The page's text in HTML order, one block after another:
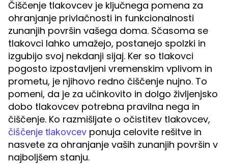
Čiščenje tlakovcev je ključnega pomena za
ohranjanje privlačnosti in funkcionalnosti
zunanjih površin vašega doma. Sčasoma se
tlakovci lahko umažejo, postanejo spolzki in
izgubijo svoj nekdanji sijaj. Ker so tlakovci
pogosto izpostavljeni vremenskim vplivom in
prometu, je njihovo redno čiščenje nujno. To
pomeni, da je za učinkovito in dolgo življenjsko
dobo tlakovcev potrebna pravilna nega in
čiščenje. Ko razmišljate o očistitev tlakovcev,
čiščenje tlakovcev ponuja celovite rešitve in
nasvete za ohranjanje vaših zunanjih površin v
najboljšem stanju.